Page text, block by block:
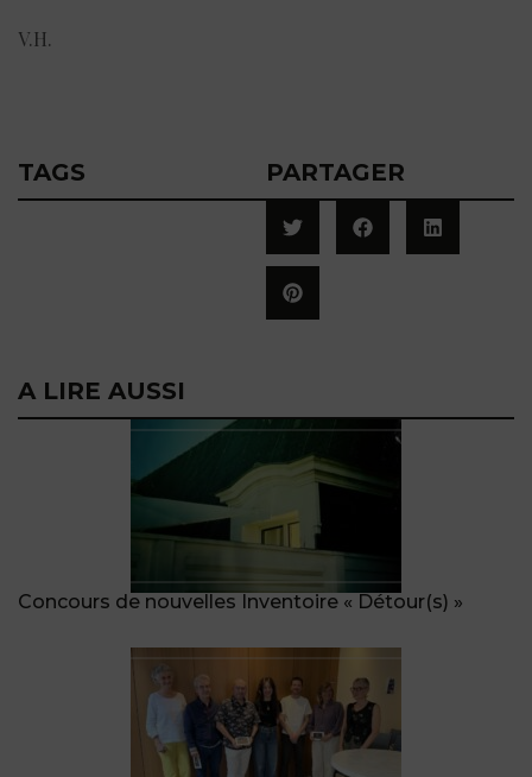
V.H.
TAGS PARTAGER
A LIRE AUSSI
Concours de nouvelles Inventoire « Détour(s) »